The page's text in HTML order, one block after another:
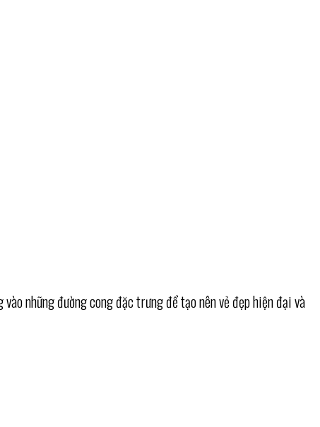
những đường cong đặc trưng để tạo nên vẻ đẹp hiện đại và